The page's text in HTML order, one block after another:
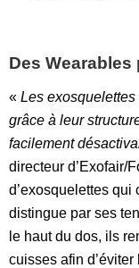
Des
« Les
grâce à leur
facilement
directeur d’Exofair/
d’exosquelettes
distingue par ses
le haut du dos, ils
cuisses afin